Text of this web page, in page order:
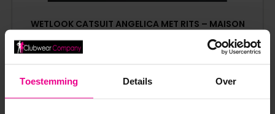
Toestemming Details Over
WETLOOK CATSUIT ANGELICA MET RITS – MAISON
Op voorraad